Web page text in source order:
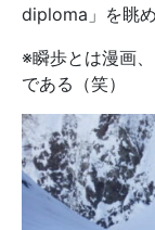
diploma」を眺
※瞬歩とは漫画
である（笑）